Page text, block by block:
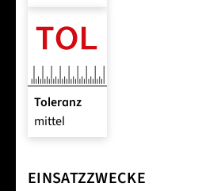
Toleranz
mittel
EINSATZZWECKE